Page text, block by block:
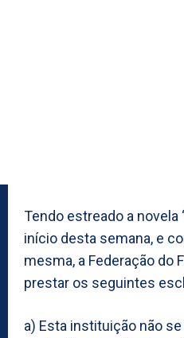
Tendo estreado a novela
início desta semana, e
mesma, a Federação do
prestar os seguintes
a) Esta instituição não